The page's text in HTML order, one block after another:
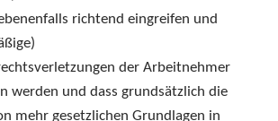
richtend eingreifen und
der Arbeitnehmer
werden und dass grundsätzlich die
mehr gesetzlichen Grundlagen in